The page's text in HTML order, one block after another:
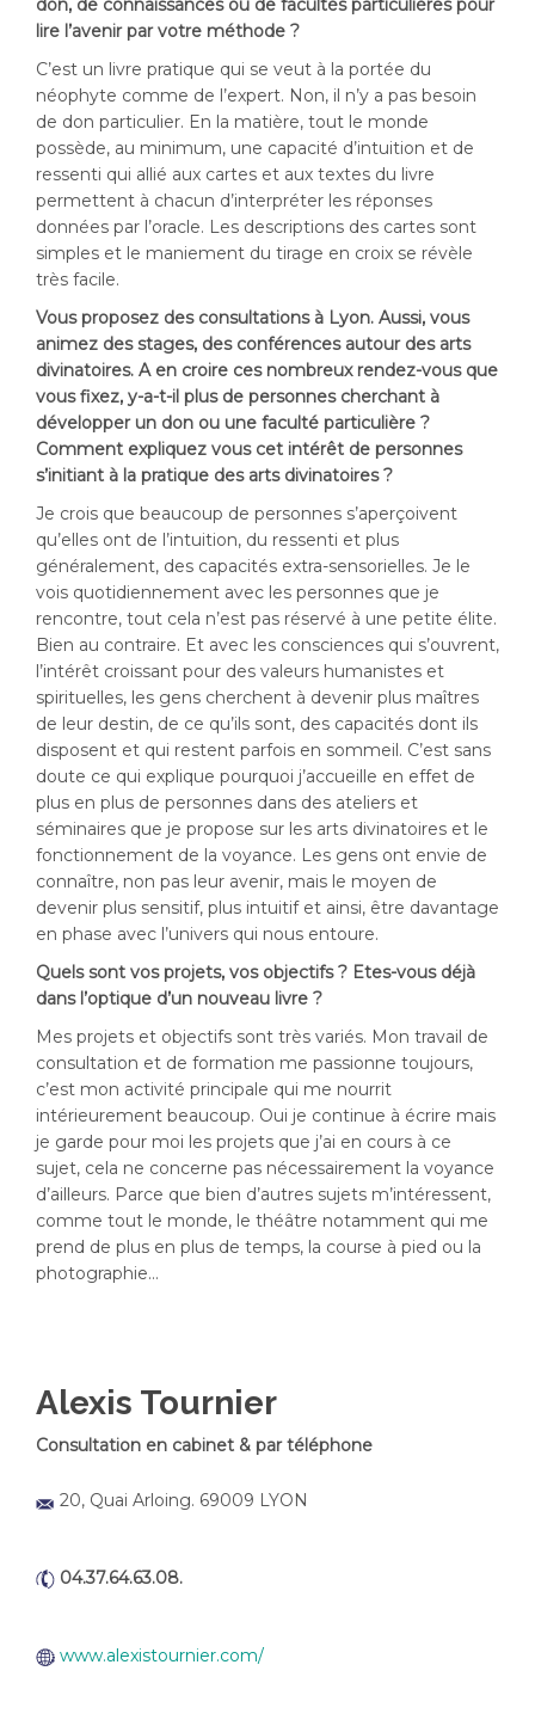
don, de connaissances ou de facultés particulières pour
lire l’avenir par votre méthode ?
C’est un livre pratique qui se veut à la portée du
néophyte comme de l’expert. Non, il n’y a pas besoin
de don particulier. En la matière, tout le monde
possède, au minimum, une capacité d’intuition et de
ressenti qui allié aux cartes et aux textes du livre
permettent à chacun d’interpréter les réponses
données par l’oracle. Les descriptions des cartes sont
simples et le maniement du tirage en croix se révèle
très facile.
Vous proposez des consultations à Lyon. Aussi, vous
animez des stages, des conférences autour des arts
divinatoires. A en croire ces nombreux rendez-vous que
vous fixez, y-a-t-il plus de personnes cherchant à
développer un don ou une faculté particulière ?
Comment expliquez vous cet intérêt de personnes
s’initiant à la pratique des arts divinatoires ?
Je crois que beaucoup de personnes s’aperçoivent
qu’elles ont de l’intuition, du ressenti et plus
généralement, des capacités extra-sensorielles. Je le
vois quotidiennement avec les personnes que je
rencontre, tout cela n’est pas réservé à une petite élite.
Bien au contraire. Et avec les consciences qui s’ouvrent,
l’intérêt croissant pour des valeurs humanistes et
spirituelles, les gens cherchent à devenir plus maîtres
de leur destin, de ce qu’ils sont, des capacités dont ils
disposent et qui restent parfois en sommeil. C’est sans
doute ce qui explique pourquoi j’accueille en effet de
plus en plus de personnes dans des ateliers et
séminaires que je propose sur les arts divinatoires et le
fonctionnement de la voyance. Les gens ont envie de
connaître, non pas leur avenir, mais le moyen de
devenir plus sensitif, plus intuitif et ainsi, être davantage
en phase avec l’univers qui nous entoure.
Quels sont vos projets, vos objectifs ? Etes-vous déjà
dans l’optique d’un nouveau livre ?
Mes projets et objectifs sont très variés. Mon travail de
consultation et de formation me passionne toujours,
c’est mon activité principale qui me nourrit
intérieurement beaucoup. Oui je continue à écrire mais
je garde pour moi les projets que j’ai en cours à ce
sujet, cela ne concerne pas nécessairement la voyance
d’ailleurs. Parce que bien d’autres sujets m’intéressent,
comme tout le monde, le théâtre notamment qui me
prend de plus en plus de temps, la course à pied ou la
photographie…
Alexis Tournier
Consultation en cabinet & par téléphone
20, Quai Arloing. 69009 LYON
04.37.64.63.08.
www.alexistournier.com/